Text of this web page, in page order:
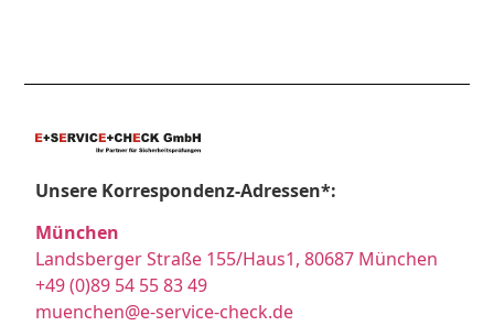
Unsere Korrespondenz-Adressen*:
München
Landsberger Straße 155/Haus1, 80687 München
+49 (0)89 54 55 83 49
muenchen@e-service-check.de